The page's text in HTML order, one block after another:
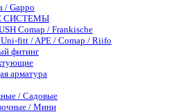
/ Gappo
СИСТЕМЫ
Comap / Frankische
fitt / APE / Comap / Riifo
фитинг
арматура
/ Садовые
/ Мини